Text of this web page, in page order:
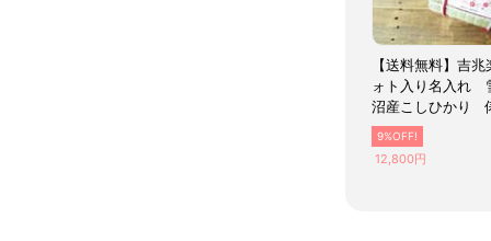
【送料無料】吉
ォト入り名入れ
沼産こしひかり
米【出産内祝い】
9%OFF!
12,800円